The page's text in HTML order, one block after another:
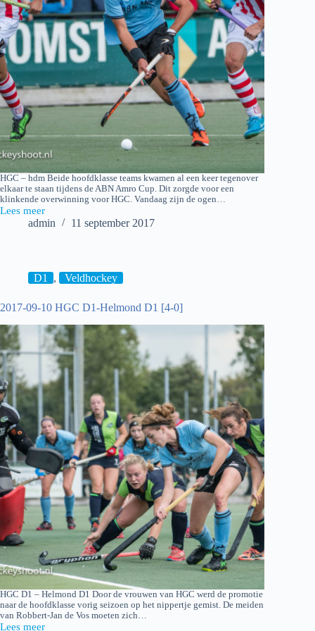
HGC – hdm Beide hoofdklasse teams kwamen al een keer tegenover
elkaar te staan tijdens de ABN Amro Cup. Dit zorgde voor een
klinkende overwinning voor HGC. Vandaag zijn de ogen…
Lees meer
2017-
1]
admin 11 september 2017
D1 , Veldhockey
2017-09-10 HGC D1-Helmond D1 [4-0]
HGC D1 – Helmond D1 Door de vrouwen van HGC werd de promotie
naar de hoofdklasse vorig seizoen op het nippertje gemist. De meiden
van Robbert-Jan de Vos moeten zich…
Lees meer